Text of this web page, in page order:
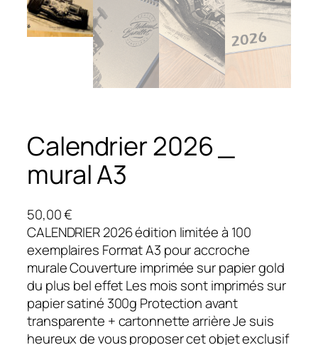
Calendrier 2026 _
mural A3
50,00€
CALENDRIER 2026 édition limitée à 100
exemplaires Format A3 pour accroche
murale Couverture imprimée sur papier gold
du plus bel effet Les mois sont imprimés sur
papier satiné 300g Protection avant
transparente + cartonnette arrière Je suis
heureux de vous proposer cet objet exclusif